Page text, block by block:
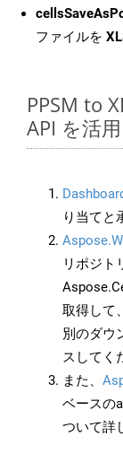
ファイルを
PPSM to
API を活
り当てと
リポジト
取得して
別のダウ
スしてく
また、
ベースの
ついて詳